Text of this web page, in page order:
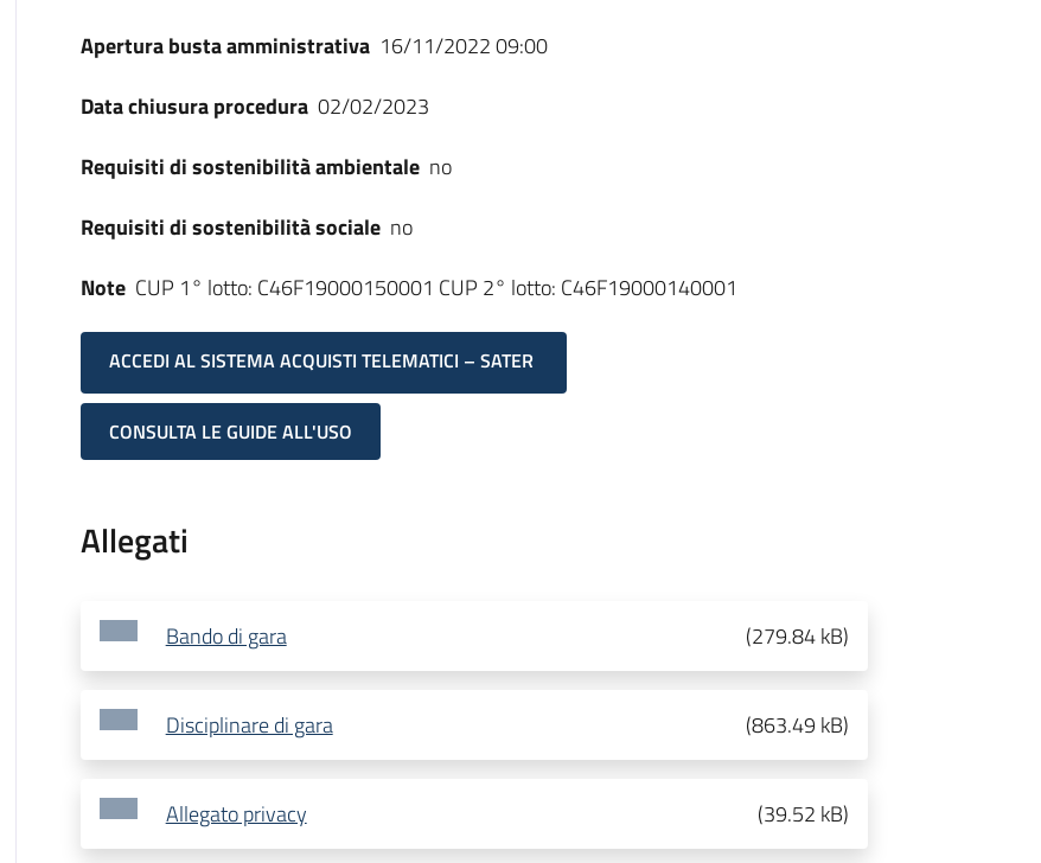
Apertura busta amministrativa 16/11/2022 09:00
Data chiusura procedura 02/02/2023
Requisiti di sostenibilità ambientale no
Requisiti di sostenibilità sociale no
Note CUP 1° lotto: C46F19000150001 CUP 2° lotto: C46F19000140001
ACCEDI AL SISTEMA ACQUISTI TELEMATICI – SATER
CONSULTA LE GUIDE ALL'USO
Allegati
Bando di gara (279.84 kB)
Disciplinare di gara (863.49 kB)
Allegato privacy (39.52 kB)